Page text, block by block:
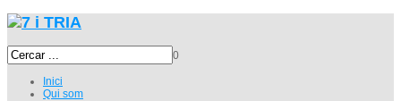
0
Inici
Qui som